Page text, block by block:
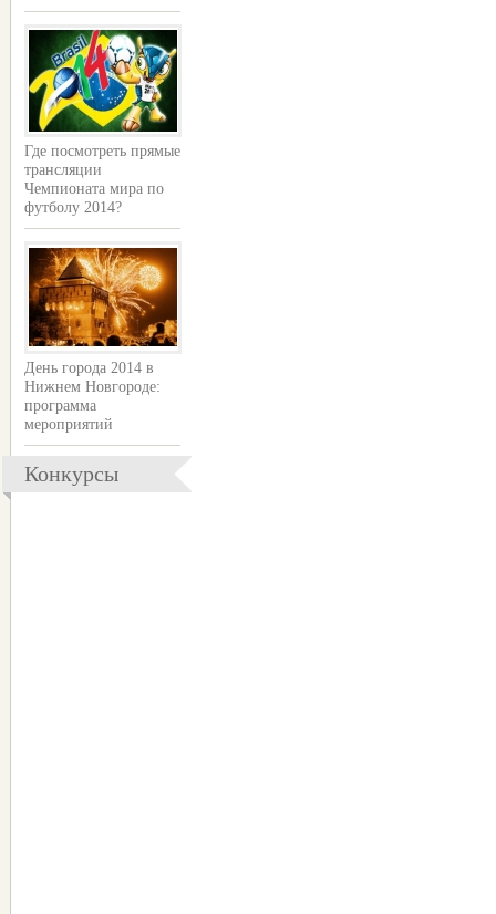
Где посмотреть прямые
трансляции
Чемпионата мира по
футболу 2014?
День города 2014 в
Нижнем Новгороде:
программа
мероприятий
Конкурсы